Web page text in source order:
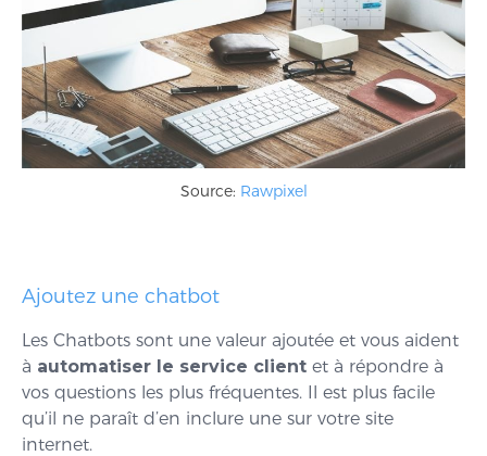
Source: Rawpixel
Ajoutez une chatbot
Les Chatbots sont une valeur ajoutée et vous aident
à automatiser le service client et à répondre à
vos questions les plus fréquentes. Il est plus facile
qu’il ne paraît d’en inclure une sur votre site
internet.